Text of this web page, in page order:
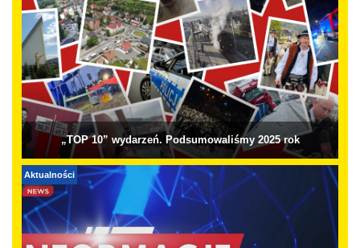
„TOP 10” wydarzeń. Podsumowaliśmy 2025 rok
Aktualności